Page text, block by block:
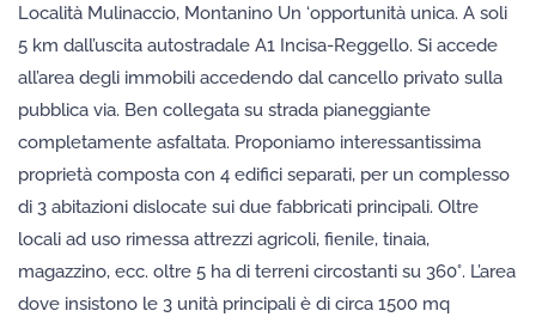
Località Mulinaccio, Montanino Un ‘opportunità unica. A soli
5 km dall’uscita autostradale A1 Incisa-Reggello. Si accede
all’area degli immobili accedendo dal cancello privato sulla
pubblica via. Ben collegata su strada pianeggiante
completamente asfaltata. Proponiamo interessantissima
proprietà composta con 4 edifici separati, per un complesso
di 3 abitazioni dislocate sui due fabbricati principali. Oltre
locali ad uso rimessa attrezzi agricoli, fienile, tinaia,
magazzino, ecc. oltre 5 ha di terreni circostanti su 360°. L’area
dove insistono le 3 unità principali è di circa 1500 mq